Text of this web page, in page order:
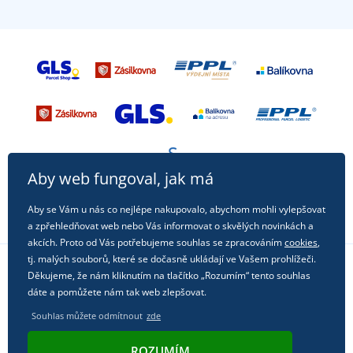
Sledujte nás na sociálních sítích
Aby web fungoval, jak má
Aby se Vám u nás co nejlépe nakupovalo, abychom mohli vylepšovat
a zpřehledňovat web nebo Vás informovat o skvělých novinkách a
akcích. Proto od Vás potřebujeme souhlas se zpracovánímcookies,
tj. malých souborů, které se dočasně ukládají ve Vašem prohlížeči.
Děkujeme, že nám kliknutím na tlačítko „Rozumím“ tento souhlas
dáte a pomůžete nám tak web zlepšovat.
Souhlas můžete odmítnout zde